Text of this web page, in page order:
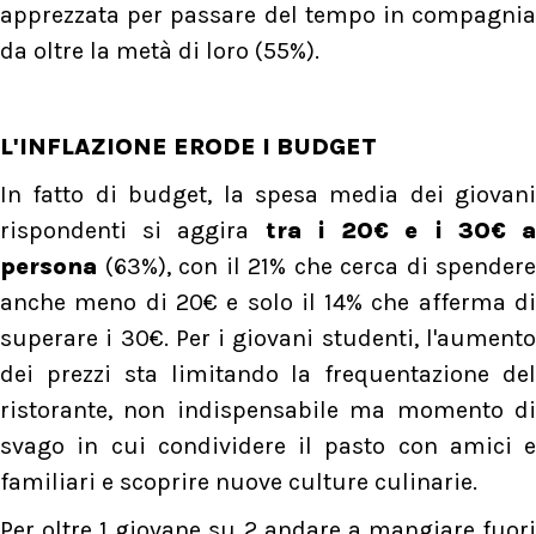
apprezzata per passare del tempo in compagnia
da oltre la metà di loro (55%).
L'INFLAZIONE ERODE I BUDGET
In fatto di budget, la spesa media dei giovani
rispondenti si aggira tra i 20€ e i 30€ a
persona (63%), con il 21% che cerca di spendere
anche meno di 20€ e solo il 14% che afferma di
superare i 30€. Per i giovani studenti, l'aumento
dei prezzi sta limitando la frequentazione del
ristorante, non indispensabile ma momento di
svago in cui condividere il pasto con amici e
familiari e scoprire nuove culture culinarie.